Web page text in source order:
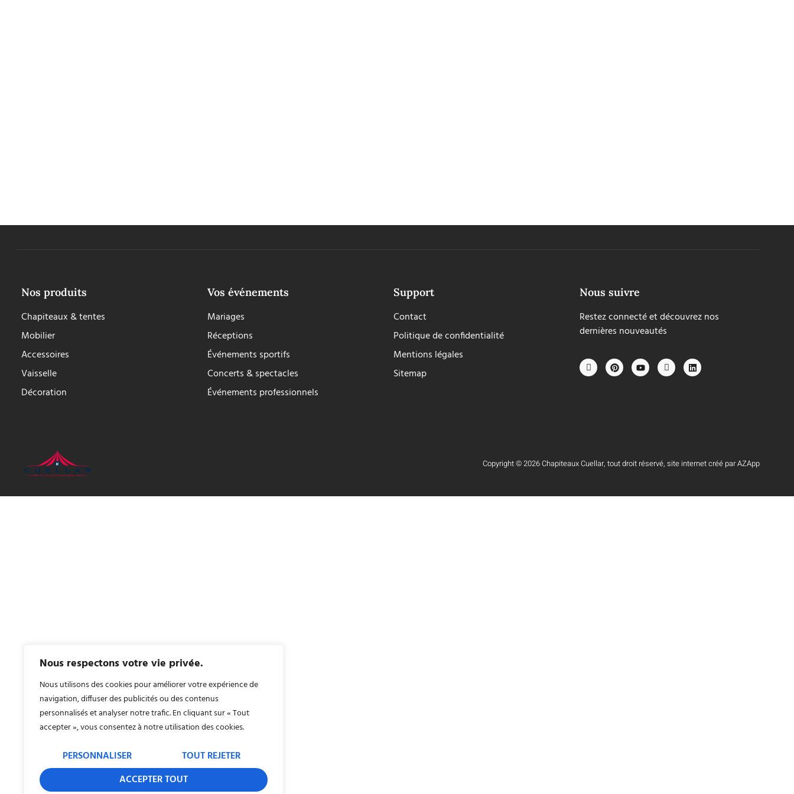
Nous respectons votre vie privée.
Nous utilisons des cookies pour améliorer votre expérience de
navigation, diffuser des publicités ou des contenus
personnalisés et analyser notre trafic. En cliquant sur « Tout
accepter », vous consentez à notre utilisation des cookies.
PERSONNALISER
TOUT REJETER
ACCEPTER TOUT
Nos produits
Chapiteaux & tentes
Mobilier
Accessoires
Vaisselle
Décoration
Vos événements
Mariages
Réceptions
Événements sportifs
Concerts & spectacles
Événements professionnels
Support
Contact
Politique de confidentialité
Mentions légales
Sitemap
Nous suivre
Restez connecté et découvrez nos
dernières nouveautés
Copyright © 2026 Chapiteaux Cuellar, tout droit réservé, site internet créé par AZApp